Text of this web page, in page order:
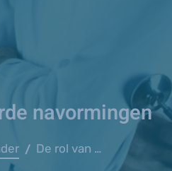
navormingen
/ De rol van huisarts en CRA in WZC - Domus